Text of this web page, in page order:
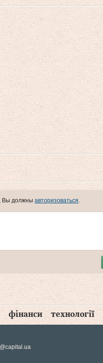
Вы должны авторизоваться
фінанси технології